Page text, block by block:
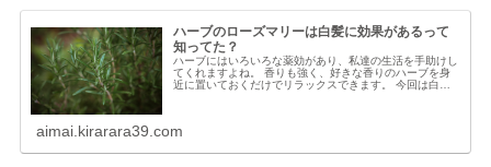
ハーブのローズマリーは白髪に効果があるって
知ってた？
ハーブにはいろいろな薬効があり、私達の生活を手助けし
てくれますよね。 香りも強く、好きな香りのハーブを身
近に置いておくだけでリラックスできます。 今回は白髪
aimai.kirarara39.com